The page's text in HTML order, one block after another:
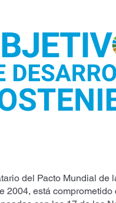
del Pacto Mundial de
2004, está comprometido